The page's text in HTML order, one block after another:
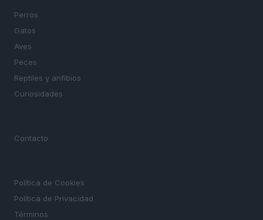
Perros
Gatos
Aves
Peces
Reptiles y anfibios
Curiosidades
Contacto
Política de Cookies
Política de Privacidad
Términos